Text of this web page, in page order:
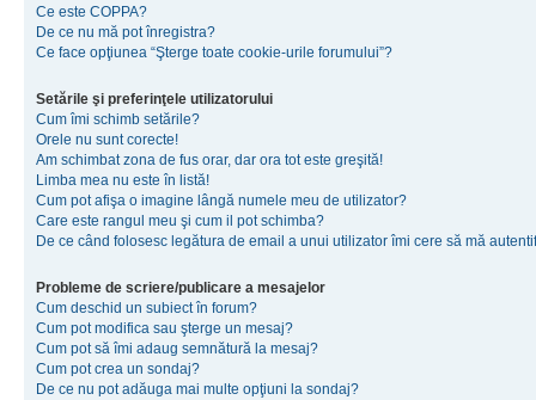
Ce este COPPA?
De ce nu mă pot înregistra?
Ce face opţiunea “Şterge toate cookie-urile forumului”?
Setările şi preferinţele utilizatorului
Cum îmi schimb setările?
Orele nu sunt corecte!
Am schimbat zona de fus orar, dar ora tot este greşită!
Limba mea nu este în listă!
Cum pot afişa o imagine lângă numele meu de utilizator?
Care este rangul meu şi cum il pot schimba?
De ce când folosesc legătura de email a unui utilizator îmi cere să mă
Probleme de scriere/publicare a mesajelor
Cum deschid un subiect în forum?
Cum pot modifica sau şterge un mesaj?
Cum pot să îmi adaug semnătură la mesaj?
Cum pot crea un sondaj?
De ce nu pot adăuga mai multe opţiuni la sondaj?